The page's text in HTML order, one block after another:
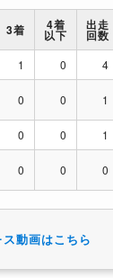
3着 4着
以下
出走
回数
1 0 4
0 0 1
0 0 1
0 0 0
動画はこちら